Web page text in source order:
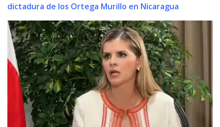
dictadura de los Ortega Murillo en Nicaragua